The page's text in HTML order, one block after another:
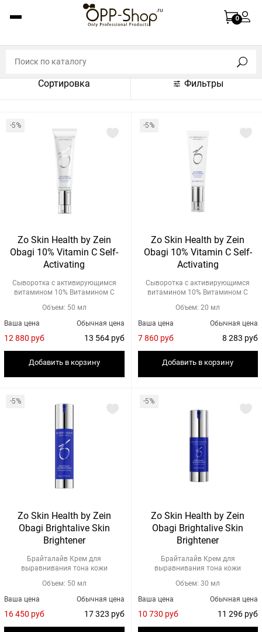
0
Сортировка Фильтры
По названию (A-Z)
По цене (по возрастанию)
По цене (по убыванию)
По популярности (по убыванию)
120
-5%
Zo Skin Health by Zein
Obagi 10% Vitamin C Self-
Activating
Сыворотка с активирующимся
витамином 10% Витамином С
Объем: 50 мл
Обычная цена
13 564 руб
Ваша цена
12 880 руб
Добавить в корзину
-5%
Zo Skin Health by Zein
Obagi 10% Vitamin C Self-
Activating
Сыворотка с активирующимся
витамином 10% Витамином С
Объем: 20 мл
Обычная цена
8 283 руб
Ваша цена
7 860 руб
Добавить в корзину
-5%
Zo Skin Health by Zein
Obagi Brightalive Skin
Brightener
Брайталайв Крем для
выравнивания тона кожи
Объем: 50 мл
Обычная цена
17 323 руб
Ваша цена
16 450 руб
-5%
Zo Skin Health by Zein
Obagi Brightalive Skin
Brightener
Брайталайв Крем для
выравнивания тона кожи
Объем: 30 мл
Обычная цена
11 296 руб
Ваша цена
10 730 руб